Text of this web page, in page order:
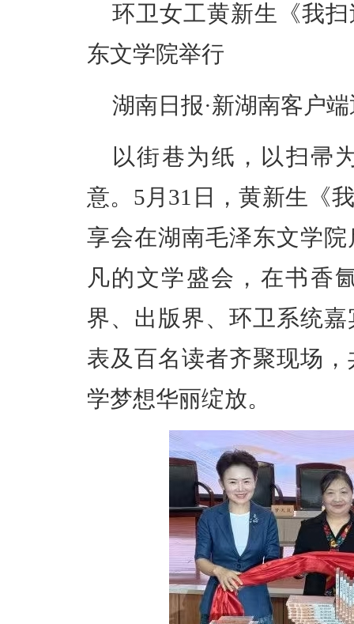
环卫女工黄新生《我
东文学院举行
湖南日报·新湖南客户端
以街巷为纸，以扫帚
意。 5月31日，黄新生《
享会在湖南毛泽东文学
凡的文学盛会，在书香
界、出版界、环卫系统
表及百名读者齐聚现场
学梦想华丽绽放。